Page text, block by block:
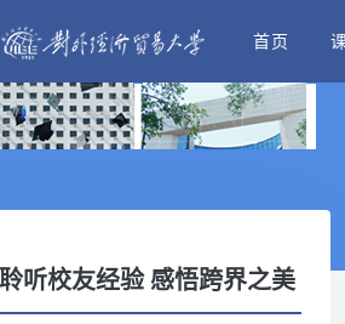
首页
听校友经验 感悟跨界之美